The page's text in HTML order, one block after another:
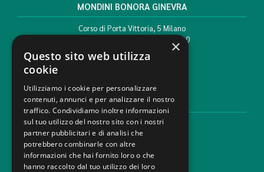
MONDINI BONORA GINEVRA
Corso di Porta Vittoria, 5 Milano
T. +39 02 777351 F. +39 02 784510
info@mbg.legal
AREE LEGALI
Aree di Competenza
Settori
Studio legale
Contatti
×
Questo sito web utilizza
cookie
Utilizziamo i cookie per personalizzare
contenuti, annunci e per analizzare il nostro
traffico. Condividiamo inoltre informazioni
sul tuo utilizzo del nostro sito con i nostri
partner pubblicitari e di analisi che
potrebbero combinarle con altre
informazioni che hai fornito loro o che
hanno raccolto dal tuo utilizzo dei loro